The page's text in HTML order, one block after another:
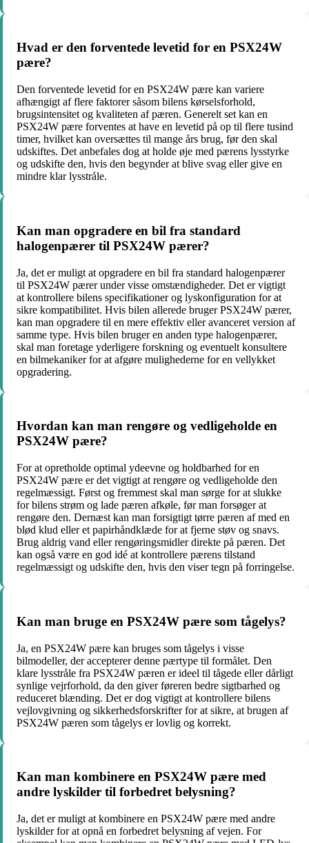
Hvad er den forventede levetid for en PSX24W
pære?
Den forventede levetid for en PSX24W pære kan variere
afhængigt af flere faktorer såsom bilens kørselsforhold,
brugsintensitet og kvaliteten af pæren. Generelt set kan en
PSX24W pære forventes at have en levetid på op til flere tusind
timer, hvilket kan oversættes til mange års brug, før den skal
udskiftes. Det anbefales dog at holde øje med pærens lysstyrke
og udskifte den, hvis den begynder at blive svag eller give en
mindre klar lysstråle.
Kan man opgradere en bil fra standard
halogenpærer til PSX24W pærer?
Ja, det er muligt at opgradere en bil fra standard halogenpærer
til PSX24W pærer under visse omstændigheder. Det er vigtigt
at kontrollere bilens specifikationer og lyskonfiguration for at
sikre kompatibilitet. Hvis bilen allerede bruger PSX24W pærer,
kan man opgradere til en mere effektiv eller avanceret version af
samme type. Hvis bilen bruger en anden type halogenpærer,
skal man foretage yderligere forskning og eventuelt konsultere
en bilmekaniker for at afgøre mulighederne for en vellykket
opgradering.
Hvordan kan man rengøre og vedligeholde en
PSX24W pære?
For at opretholde optimal ydeevne og holdbarhed for en
PSX24W pære er det vigtigt at rengøre og vedligeholde den
regelmæssigt. Først og fremmest skal man sørge for at slukke
for bilens strøm og lade pæren afkøle, før man forsøger at
rengøre den. Dernæst kan man forsigtigt tørre pæren af med en
blød klud eller et papirhåndklæde for at fjerne støv og snavs.
Brug aldrig vand eller rengøringsmidler direkte på pæren. Det
kan også være en god idé at kontrollere pærens tilstand
regelmæssigt og udskifte den, hvis den viser tegn på forringelse.
Kan man bruge en PSX24W pære som tågelys?
Ja, en PSX24W pære kan bruges som tågelys i visse
bilmodeller, der accepterer denne pærtype til formålet. Den
klare lysstråle fra PSX24W pæren er ideel til tågede eller dårligt
synlige vejrforhold, da den giver føreren bedre sigtbarhed og
reduceret blænding. Det er dog vigtigt at kontrollere bilens
vejlovgivning og sikkerhedsforskrifter for at sikre, at brugen af
PSX24W pæren som tågelys er lovlig og korrekt.
Kan man kombinere en PSX24W pære med
andre lyskilder til forbedret belysning?
Ja, det er muligt at kombinere en PSX24W pære med andre
lyskilder for at opnå en forbedret belysning af vejen. For